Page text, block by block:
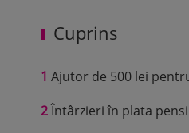
Cuprins
1 Ajutor de 500 lei
2Întârzieri în plata